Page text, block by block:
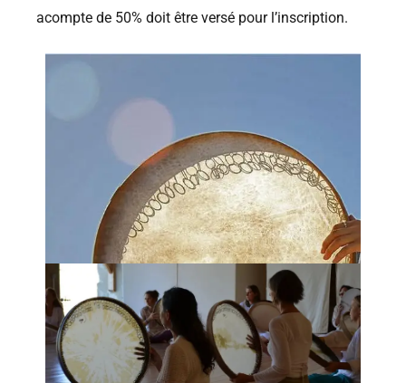
acompte de 50% doit être versé pour l’inscription.